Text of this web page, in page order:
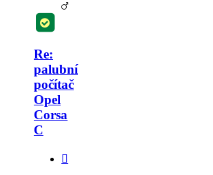
Re:
palubní
počítač
Opel
Corsa
C